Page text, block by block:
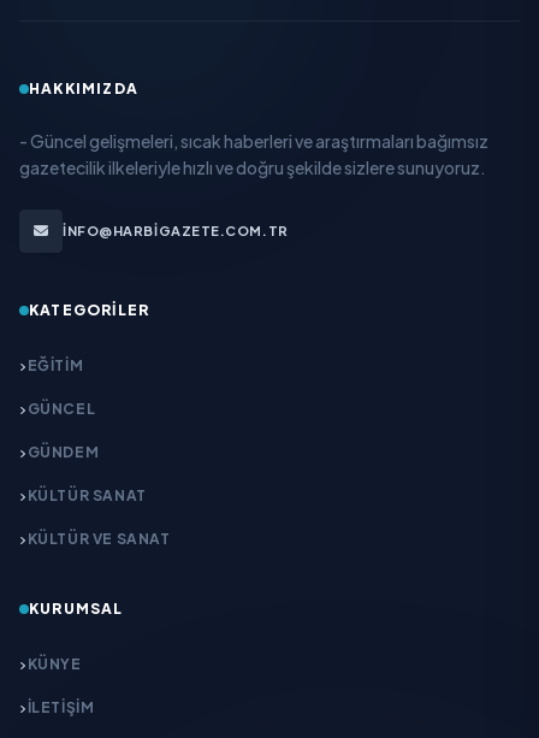
HAKKIMIZDA
- Güncel gelişmeleri, sıcak haberleri ve araştırmaları bağımsız
gazetecilik ilkeleriyle hızlı ve doğru şekilde sizlere sunuyoruz.
INFO@HARBIGAZETE.COM.TR
KATEGORILER
EĞITIM
GÜNCEL
GÜNDEM
KÜLTÜR SANAT
KÜLTÜR VE SANAT
KURUMSAL
KÜNYE
İLETIŞIM